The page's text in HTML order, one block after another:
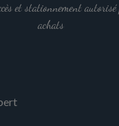
et stationnement autorisé
achats